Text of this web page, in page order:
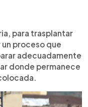
para trasplantar
un proceso que
adecuadamente
donde permanece